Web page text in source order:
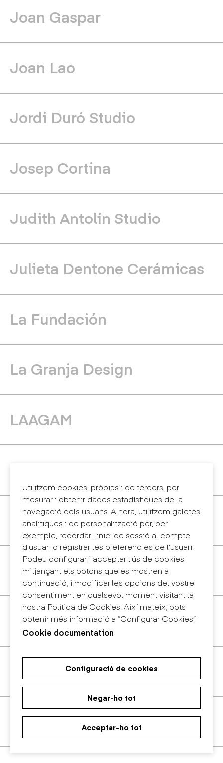
Joan Gaspar
Joan Lao
Jordi Duró Studio
Josep Cortina
Judith Antolín Studio
Julieta Dentone Cerámicas
La Fundación
La Granja Design
LAAGAM
Lekuona Studio
Lievore Altherr
Little Creative Factory
Llamazares Pomés
Lluscà Design
Utilitzem cookies, pròpies i de tercers, per
mesurar i obtenir dades estadístiques de la
navegació dels usuaris. Alhora, utilitzem galetes
analítiques i de personalització per, per
exemple, recordar l'inici de sessió al compte
d'usuari o registrar les preferències de l'usuari.
Podeu configurar i acceptar l'ús de cookies
mitjançant els botons que es mostren a
continuació, i modificar les opcions del vostre
consentiment en qualsevol moment visitant la
nostra Política de Cookies. Així mateix, pots
obtenir més informació a “Configurar Cookies”.
Cookie documentation
Configuració de cookies
Negar-ho tot
Acceptar-ho tot